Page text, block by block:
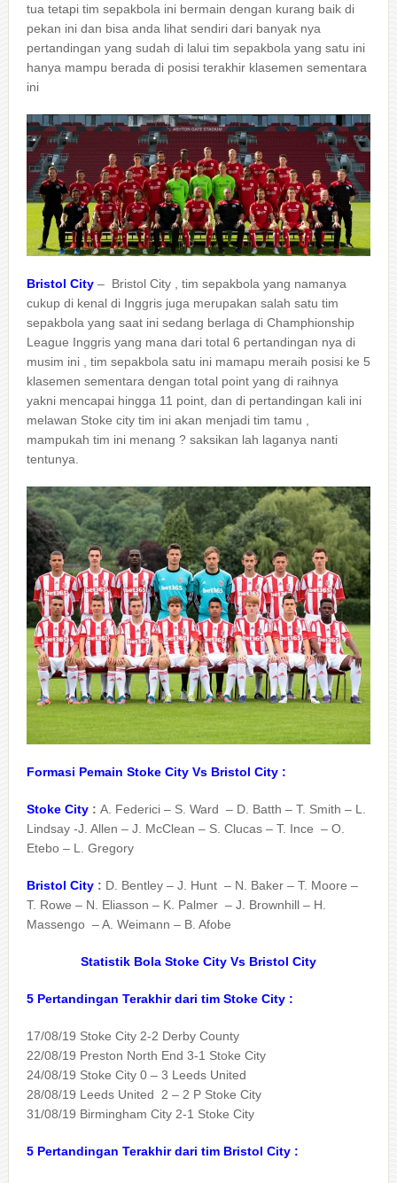
tua tetapi tim sepakbola ini bermain dengan kurang baik di
pekan ini dan bisa anda lihat sendiri dari banyak nya
pertandingan yang sudah di lalui tim sepakbola yang satu ini
hanya mampu berada di posisi terakhir klasemen sementara
ini
Bristol City– Bristol City , tim sepakbola yang namanya
cukup di kenal di Inggris juga merupakan salah satu tim
sepakbola yang saat ini sedang berlaga di Champhionship
League Inggris yang mana dari total 6 pertandingan nya di
musim ini , tim sepakbola satu ini mamapu meraih posisi ke 5
klasemen sementara dengan total point yang di raihnya
yakni mencapai hingga 11 point, dan di pertandingan kali ini
melawan Stoke city tim ini akan menjadi tim tamu ,
mampukah tim ini menang ? saksikan lah laganya nanti
tentunya.
Formasi Pemain Stoke City Vs Bristol City :
Stoke City: A. Federici – S. Ward – D. Batth – T. Smith – L.
Lindsay -J. Allen – J. McClean – S. Clucas – T. Ince – O.
Etebo – L. Gregory
Bristol City: D. Bentley – J. Hunt – N. Baker – T. Moore –
T. Rowe – N. Eliasson – K. Palmer – J. Brownhill – H.
Massengo – A. Weimann – B. Afobe
Statistik Bola Stoke City Vs Bristol City
5 Pertandingan Terakhir dari tim Stoke City :
17/08/19 Stoke City 2-2 Derby County
22/08/19 Preston North End 3-1 Stoke City
24/08/19 Stoke City 0 – 3 Leeds United
28/08/19 Leeds United 2 – 2 P Stoke City
31/08/19 Birmingham City 2-1 Stoke City
5 Pertandingan Terakhir dari tim Bristol City :